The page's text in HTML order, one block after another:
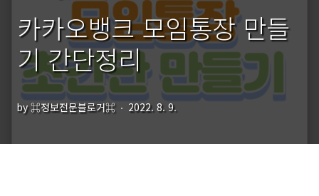
카카오뱅크 모임통장 만들
기 간단정리
by ⌘정보전문블로거⌘ 2022. 8. 9.